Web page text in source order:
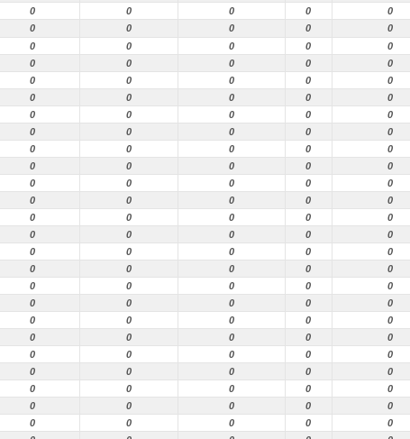
0 0 0 0
0
0 0 0 0
0
0 0 0 0
0
0 0 0 0
0
0 0 0 0
0
0 0 0 0
0
0 0 0 0
0
0 0 0 0
0
0 0 0 0
0
0 0 0 0
0
0 0 0 0
0
0 0 0 0
0
0 0 0 0
0
0 0 0 0
0
0 0 0 0
0
0 0 0 0
0
0 0 0 0
0
0 0 0 0
0
0 0 0 0
0
0 0 0 0
0
0 0 0 0
0
0 0 0 0
0
0 0 0 0
0
0 0 0 0
0
0 0 0 0
0